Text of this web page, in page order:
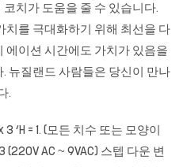
치가 도움을 줄 수 있습니다.
치를 극대화하기 위해 최선을 다
에이션 시간에도 가치가 있음을
뉴질랜드 사람들은 당신이 만나
.
3 ‘H = 1. (모든 치수 또는 모양이
(220V AC ~ 9VAC) 스텝 다운 변